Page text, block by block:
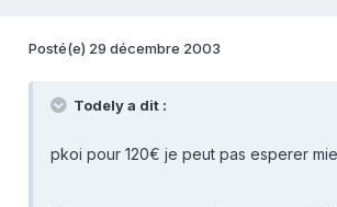
Posté(e) 29 décembre 2003
Todely a dit :
pkoi pour 120€ je peut pas esperer